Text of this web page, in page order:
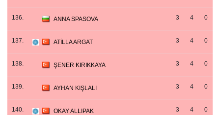
136. ANNA SPASOVA 3 4 0
137. ATİLLA ARGAT 3 4 0
138. ŞENER KIRIKKAYA 3 4 0
139. AYHAN KIŞLALI 3 4 0
140. OKAY ALLIPAK 3 4 0